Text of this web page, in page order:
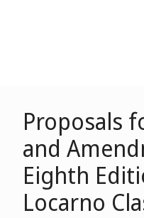
Proposals
and
Eighth
Locarno